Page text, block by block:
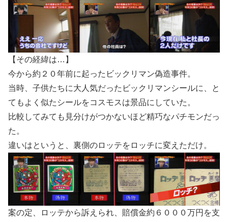
【その経緯は…】
今から約２０年前に起ったビックリマン偽造事件。
当時、子供たちに大人気だったビックリマンシールに、と
てもよく似たシールをコスモスは景品にしていた。
比較してみても見分けがつかないほど精巧なパチモンだっ
た。
違いはというと、裏側のロッテをロッチに変えただけ。
案の定、ロッテから訴えられ、賠償金約６０００万円を支